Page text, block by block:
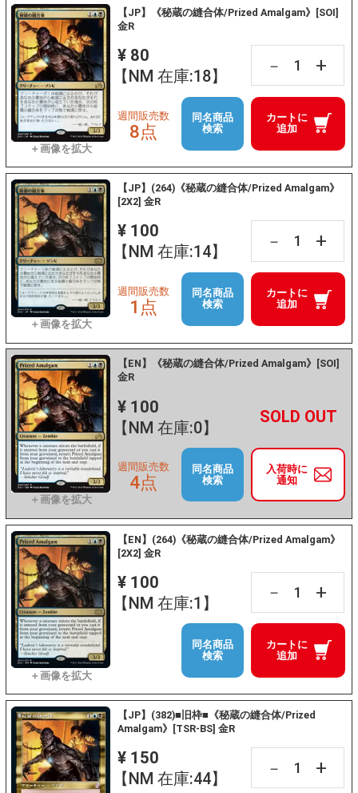
【JP】《秘蔵の縫合体/Prized Amalgam》[SOI]
金R
¥ 80
【NM 在庫:18】
－ +
カートに
追加
週間販売数
8点
同名商品
検索
【JP】(264)《秘蔵の縫合体/Prized Amalgam》
[2X2] 金R
¥ 100
【NM 在庫:14】
－ +
カートに
追加
週間販売数
1点
同名商品
検索
【EN】《秘蔵の縫合体/Prized Amalgam》[SOI]
金R
¥ 100
【NM 在庫:0】
－ +
入荷時に
通知
週間販売数
4点
同名商品
検索
【EN】(264)《秘蔵の縫合体/Prized Amalgam》
[2X2] 金R
¥ 100
【NM 在庫:1】
－ +
カートに
追加
同名商品
検索
【JP】(382)■旧枠■《秘蔵の縫合体/Prized
Amalgam》[TSR-BS] 金R
¥ 150
【NM 在庫:44】
－ +